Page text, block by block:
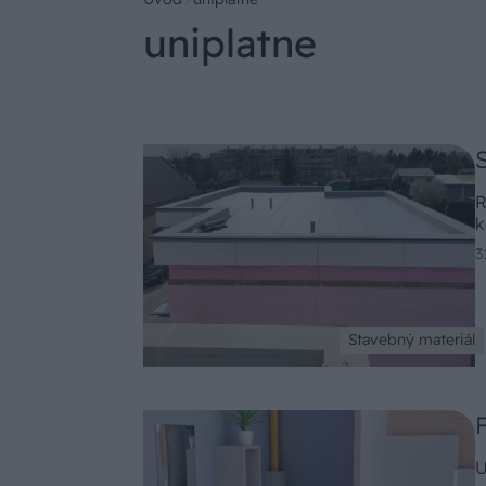
uniplatne
Stavebný materiál